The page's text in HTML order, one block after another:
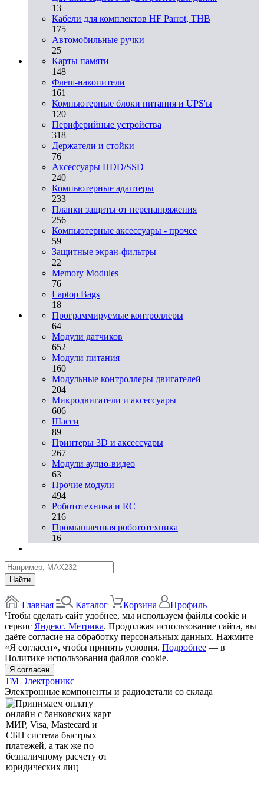
13
Кабели для комплектов HF Parrot, THB
175
Автомобильные ручки
25
Карты памяти
148
Флеш-накопители
161
Компьютерные блоки питания и UPS'ы
120
Периферийные устройства
318
Держатели и стойки
76
Аксессуары HDD/SSD
240
Компьютерные адаптеры
233
Планки защиты от перенапряжения
256
Компьютерные аксессуары - прочее
59
Защитные экран-фильтры
22
Memory Modules
76
Laptop Bags
18
Программируемые контроллеры
64
Модули датчиков
652
Модули питания
160
Модульные контроллеры двигателей
204
Микродвигатели и аксессуары
606
Шасси
89
Принтеры 3D и аксессуары
267
Модули аудио-видео
63
Прочие модули
494
Робототехника и RC
216
Промышленная робототехника
16
Найти
Главная Каталог Корзина
Профиль
Чтобы сделать сайт удобнее, мы используем файлы cookie и
сервис Яндекс. Метрика. Продолжая использование сайта, вы
даёте согласие на обработку персональных данных. Нажмите
«Я согласен», чтобы принять условия. Подробнее — в
Политике использования файлов cookie.
Я согласен
ТМ Электроникс
Электронные компоненты и радиодетали со склада